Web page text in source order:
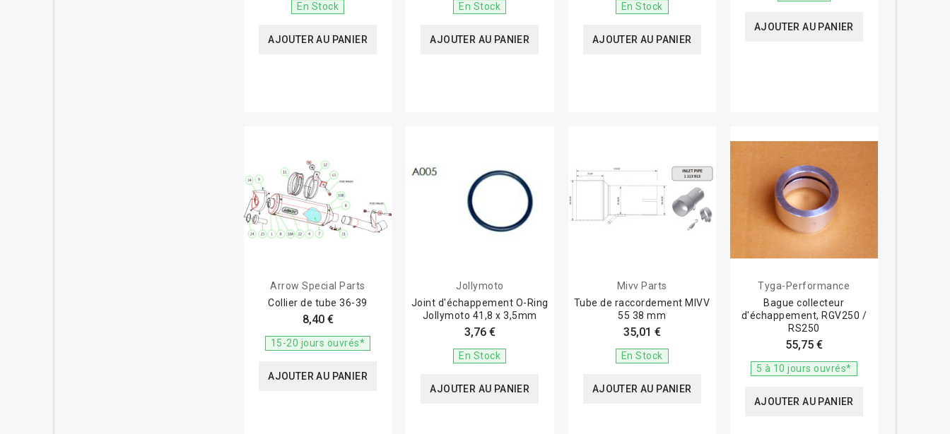
En Stock
AJOUTER AU PANIER
En Stock
AJOUTER AU PANIER
En Stock
AJOUTER AU PANIER
AJOUTER AU PANIER
Arrow Special Parts
Collier de tube 36-39
8,40 €
15-20 jours ouvrés*
AJOUTER AU PANIER
Jollymoto
Joint d'échappement O-Ring
Jollymoto 41,8 x 3,5mm
3,76 €
En Stock
AJOUTER AU PANIER
Mivv Parts
Tube de raccordement MIVV
55 38 mm
35,01 €
En Stock
AJOUTER AU PANIER
Tyga-Performance
Bague collecteur
d'échappement, RGV250 /
RS250
55,75 €
5 à 10 jours ouvrés*
AJOUTER AU PANIER